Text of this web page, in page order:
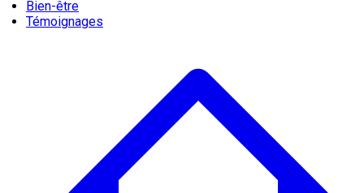
Bien-être
Témoignages